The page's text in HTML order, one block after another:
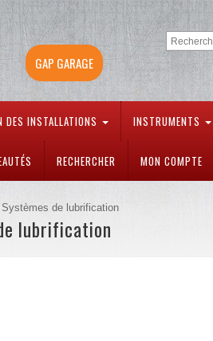
GAP GARAGE
DES INSTALLATIONS INSTRUMENTS
RECHERCHER MON COMPTE
Systèmes de lubrification
lubrification